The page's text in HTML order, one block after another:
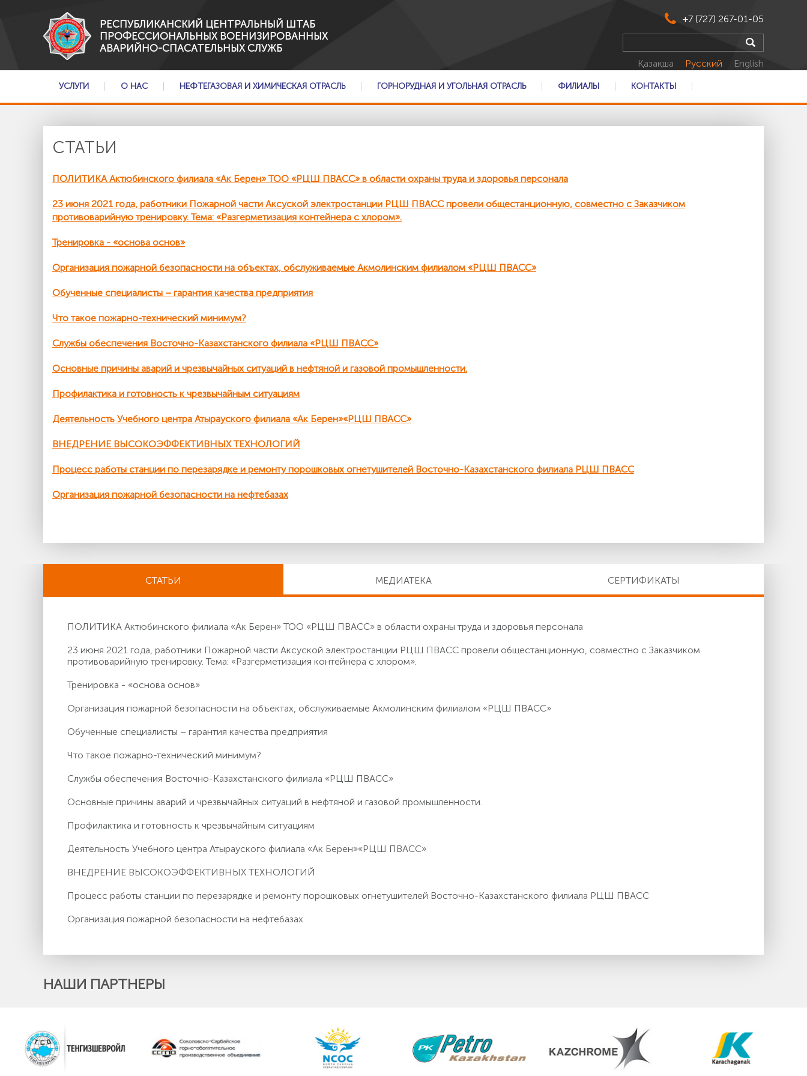
РЕСПУБЛИКАНСКИЙ ЦЕНТРАЛЬНЫЙ ШТАБ
ПРОФЕССИОНАЛЬНЫХ ВОЕНИЗИРОВАННЫХ
АВАРИЙНО-СПАСАТЕЛЬНЫХ СЛУЖБ
+7 (727) 267-01-05
Қазақша Русский English
УСЛУГИ О НАС НЕФТЕГАЗОВАЯ И ХИМИЧЕСКАЯ ОТРАСЛЬ ГОРНОРУДНАЯ И УГОЛЬНАЯ ОТРАСЛЬ ФИЛИАЛЫ КОНТАКТЫ
СТАТЬИ
ПОЛИТИКА Актюбинского филиала «Ак Берен» ТОО «РЦШ ПВАСС» в области охраны труда и здоровья персонала
23 июня 2021 года, работники Пожарной части Аксуской электростанции РЦШ ПВАСС провели общестанционную, совместно с Заказчиком
противоварийную тренировку. Тема: «Разгерметизация контейнера с хлором».
Тренировка - «основа основ»
Организация пожарной безопасности на объектах, обслуживаемые Акмолинским филиалом «РЦШ ПВАСС»
Обученные специалисты – гарантия качества предприятия
Что такое пожарно-технический минимум?
Службы обеспечения Восточно-Казахстанского филиала «РЦШ ПВАСС»
Основные причины аварий и чрезвычайных ситуаций в нефтяной и газовой промышленности.
Профилактика и готовность к чрезвычайным ситуациям
Деятельность Учебного центра Атырауского филиала «Ак Берен»«РЦШ ПВАСС»
ВНЕДРЕНИЕ ВЫСОКОЭФФЕКТИВНЫХ ТЕХНОЛОГИЙ
Процесс работы станции по перезарядке и ремонту порошковых огнетушителей Восточно-Казахстанского филиала РЦШ ПВАСС
Организация пожарной безопасности на нефтебазах
СТАТЬИ МЕДИАТЕКА СЕРТИФИКАТЫ
ПОЛИТИКА Актюбинского филиала «Ак Берен» ТОО «РЦШ ПВАСС» в области охраны труда и здоровья персонала
23 июня 2021 года, работники Пожарной части Аксуской электростанции РЦШ ПВАСС провели общестанционную, совместно с Заказчиком
противоварийную тренировку. Тема: «Разгерметизация контейнера с хлором».
Тренировка - «основа основ»
Организация пожарной безопасности на объектах, обслуживаемые Акмолинским филиалом «РЦШ ПВАСС»
Обученные специалисты – гарантия качества предприятия
Что такое пожарно-технический минимум?
Службы обеспечения Восточно-Казахстанского филиала «РЦШ ПВАСС»
Основные причины аварий и чрезвычайных ситуаций в нефтяной и газовой промышленности.
Профилактика и готовность к чрезвычайным ситуациям
Деятельность Учебного центра Атырауского филиала «Ак Берен»«РЦШ ПВАСС»
ВНЕДРЕНИЕ ВЫСОКОЭФФЕКТИВНЫХ ТЕХНОЛОГИЙ
Процесс работы станции по перезарядке и ремонту порошковых огнетушителей Восточно-Казахстанского филиала РЦШ ПВАСС
Организация пожарной безопасности на нефтебазах
НАШИ ПАРТНЕРЫ